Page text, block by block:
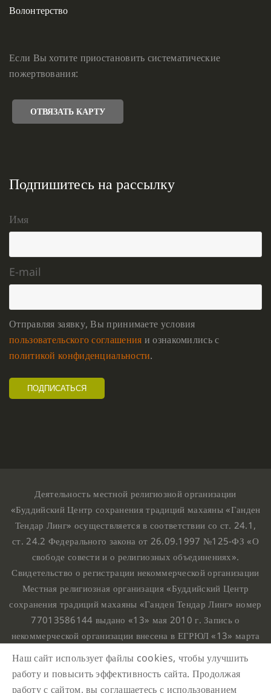
Волонтерство
Если Вы хотите приостановить систематические
пожертвования:
ОТВЯЗАТЬ КАРТУ
Подпишитесь на рассылку
Имя
E-mail
Отправляя заявку, Вы принимаете условия
пользовательского соглашения и ознакомились с
политикой конфиденциальности.
Деятельность местной религиозной организации
«Буддийский Центр сохранения традиций махаяны «Ганден
Тендар Линг» осуществляется в соответствии со ст. 24.1,
ст. 24.2 Федерального закона от 26.09.1997 №125-ФЗ «О
свободе совести и о религиозных объединениях».
Свидетельство о регистрации некоммерческой организации
Местная религиозная организация «Буддийский Центр
сохранения традиций махаяны «Ганден Тендар Линг» номер
77013586144 выдано «13» мая 2010 г. Запись о
некоммерческой организации внесена в ЕГРЮЛ «13» марта
номером 1107799015708.
Ганден Тендар Линг © 2020 Все права защищены
Наш сайт использует файлы cookies, чтобы улучшить
работу и повысить эффективность сайта. Продолжая
работу с сайтом, вы соглашаетесь с использованием